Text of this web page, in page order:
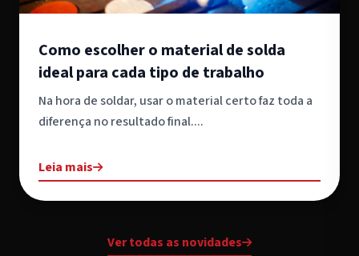
Como escolher o material de solda
ideal para cada tipo de trabalho
Na hora de soldar, usar o material certo faz toda a
diferença no resultado final....
Leia mais
Ver todas as novidades